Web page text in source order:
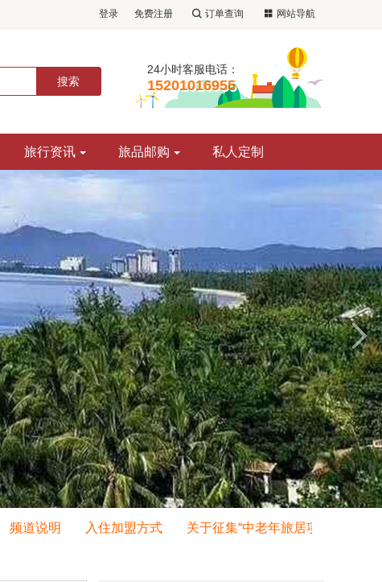
登录 免费注册 订单查询 网站导航
24小时客服电话：
15201016955
旅行资讯 旅品邮购 私人定制
频道说明 入住加盟方式 关于征集“中老年旅居项目”的通知